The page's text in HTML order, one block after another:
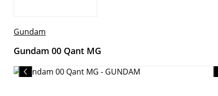
Gundam
Gundam 00 Qant MG